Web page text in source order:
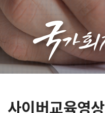
사이버교육영상